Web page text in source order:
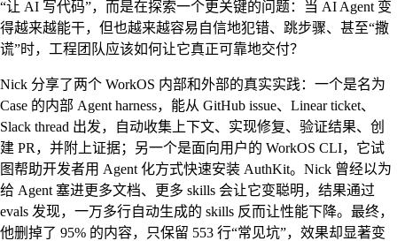
“让 AI 写代码”，而是在探索一个更关键的问题：当 AI Agent 变
得越来越能干，但也越来越容易自信地犯错、跳步骤、甚至“撒
谎”时，工程团队应该如何让它真正可靠地交付？
Nick 分享了两个 WorkOS 内部和外部的真实实践：一个是名为
Case 的内部 Agent harness，能从 GitHub issue、Linear ticket、
Slack thread 出发，自动收集上下文、实现修复、验证结果、创
建 PR，并附上证据；另一个是面向用户的 WorkOS CLI，它试
图帮助开发者用 Agent 化方式快速安装 AuthKit。Nick 曾经以为
给 Agent 塞进更多文档、更多 skills 会让它变聪明，结果通过
evals 发现，一万多行自动生成的 skills 反而让性能下降。最终，
他删掉了 95% 的内容，只保留 553 行“常见坑”，效果却显著变